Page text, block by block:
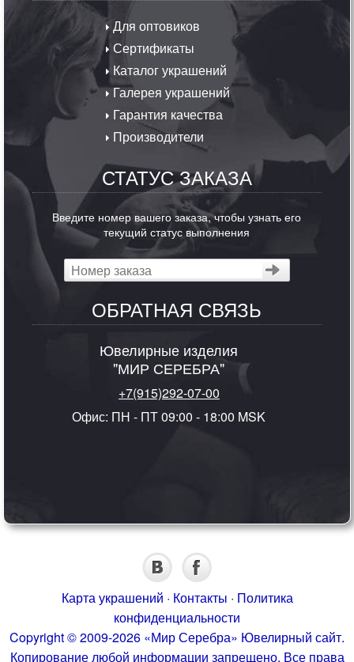
Для оптовиков
Сертификаты
Каталог украшений
Галерея украшений
Гарантия качества
Производители
СТАТУС ЗАКАЗА
Введите номер вашего заказа, чтобы узнать его
текущий статус выполнения
ОБРАТНАЯ СВЯЗЬ
Ювелирные изделия
"МИР СЕРЕБРА"
+7(915)292-07-00
Офис: ПН - ПТ 09:00 - 18:00 MSK
Карта украшений · Контакты · Политика
конфиденциальности
Copyright © 2009-2026 «Мир Серебра» Ювелирный сайт.
Копирование любой информации запрещено. Все права